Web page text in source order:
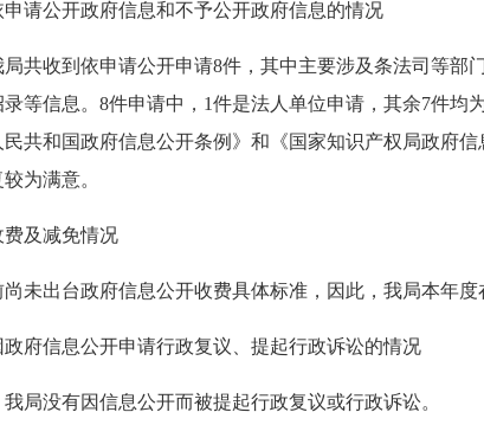
申请公开政府信息和不予公开政府信息的情况
局共收到依申请公开申请8件，其中主要涉及条法司等
等信息。8件申请中，1件是法人单位申请，其余7件均
共和国政府信息公开条例》和《国家知识产权局政府
为满意。
费及减免情况
尚未出台政府信息公开收费具体标准，因此，我局本年
政府信息公开申请行政复议、提起行政诉讼的情况
我局没有因信息公开而被提起行政复议或行政诉讼。